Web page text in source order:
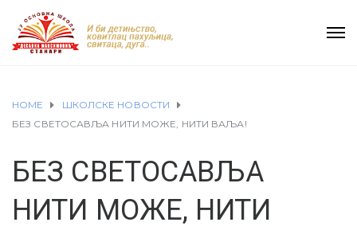
HOME
ШКОЛСКЕ НОВОСТИ
БЕЗ СВЕТОСАВЉА НИТИ МОЖЕ, НИТИ ВАЉА!
БЕЗ СВЕТОСАВЉА
НИТИ МОЖЕ, НИТИ